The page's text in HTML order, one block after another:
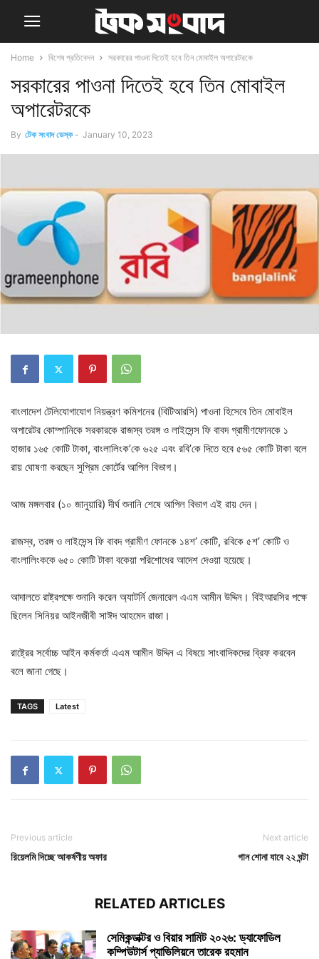
Home বিশেষ প্রতিবেদন সরকারের পাওনা দিতেই হবে তিন মোবাইল অপারেটরকে
সরকারের পাওনা দিতেই হবে তিন মোবাইল
অপারেটরকে
By টেক সংবাদ ডেস্ক - January 10, 2023
বাংলাদেশ টেলিযোগাযোগ নিয়ন্ত্রণ কমিশনের (বিটিআরসি) পাওনা হিসেবে তিন মোবাইল
অপারেটর কোম্পানিকে সরকারকে রাজস্ব তরঙ্গ ও লাইসেন্স ফি বাবদ গ্রামীণফোনকে ১
হাজার ১৬৫ কোটি টাকা, বাংলালিংক’কে ৬২৫ এবং রবি’কে দিতে হবে ৫৬৫ কোটি টাকা বলে
রায় ঘোষণা করছেন সুপ্রিম কোর্টের আপিল বিভাগ।
আজ মঙ্গলবার (১০ জানুয়ারি) দীর্ঘ শুনানি শেষে আপিল বিভাগ এই রায় দেন।
রাজস্ব, তরঙ্গ ও লাইসেন্স ফি বাবদ গ্রামীণ ফোনকে ১৪শ’ কোটি, রবিকে ৫শ’ কোটি ও
বাংলালিংককে ৬৫০ কোটি টাকা বকেয়া পরিশোধের আদেশ দেওয়া হয়েছে।
আদালতে রাষ্ট্রপক্ষে শুনানি করেন অ্যাটর্নি জেনারেল এএম আমীন উদ্দিন। বিইআরসির পক্ষে
ছিলেন সিনিয়র আইনজীবী সাঈদ আহমেদ রাজা।
রাষ্ট্রের সর্বোচ্চ আইন কর্মকর্তা এএম আমীন উদ্দিন এ বিষয়ে সাংবাদিকদের ব্রিফ করবেন
বলে জানা গেছে।
TAGS Latest
Previous article
রিয়েলমি দিচ্ছে আকর্ষণীয় অফার
Next article
গান শোনা যাবে ২২ ঘন্টা
RELATED ARTICLES
সেমিকন্ডাক্টর ও বিয়ার সামিট ২০২৬: ড্যাফোডিল
কম্পিউটার্স প্যাভিলিয়নে তারেক রহমান